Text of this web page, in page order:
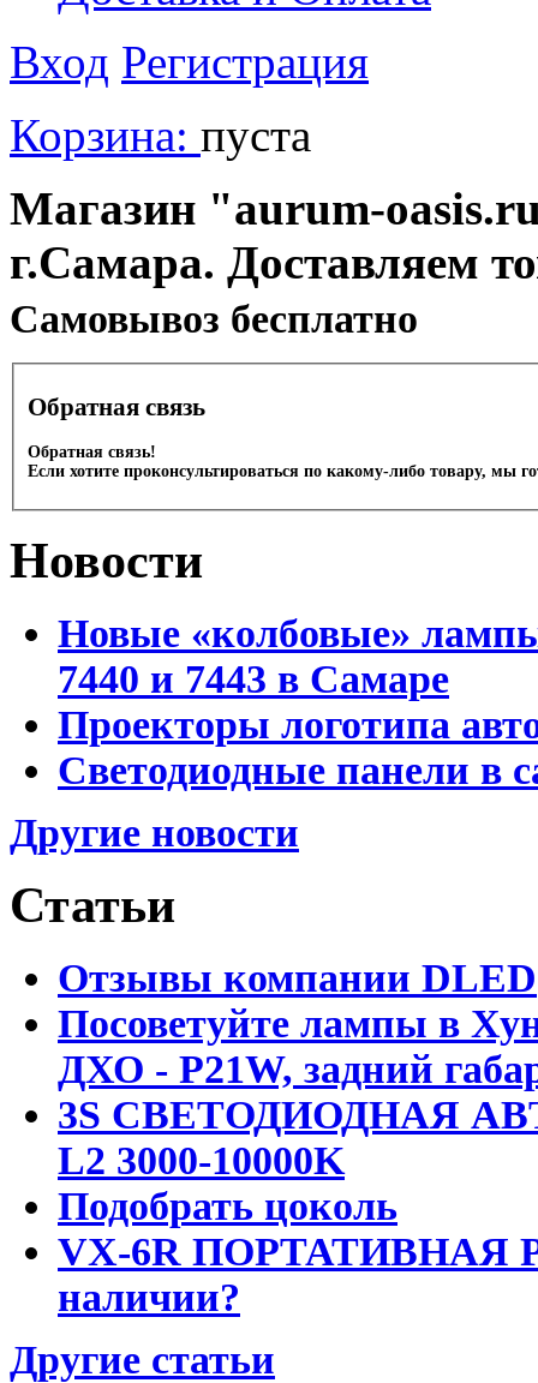
Вход Регистрация
Корзина: пуста
Магазин "aurum-
г.Самара. Доставляем
Cамовывоз бесплатно
Обратная связь
Обратная связь!
Если хотите проконсультироваться по какому-либо товару, мы
Новости
Новые «колбовые»
7440 и 7443 в Самаре
Проекторы логотипа
Светодиодные панели в
Другие новости
Статьи
Отзывы компании DLED
Посоветуйте лампы в
ДХО - P21W, задний
3S СВЕТОДИОДНАЯ
L2 3000-10000K
Подобрать цоколь
VX-6R ПОРТАТИВНАЯ
наличии?
Другие статьи